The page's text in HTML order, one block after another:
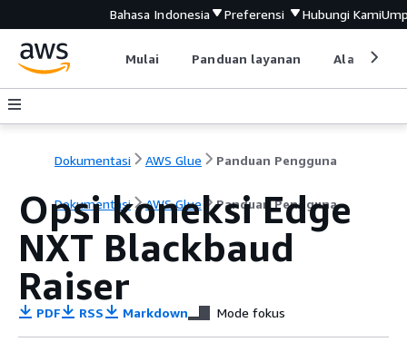
Bahasa Indonesia Preferensi Hubungi Kami
Mulai Panduan layanan Alat
Dokumentasi AWS Glue Panduan Pengguna
Dokumentasi AWS Glue Panduan Pengguna
Opsi koneksi Edge
NXT Blackbaud
Raiser
PDF RSS Markdown Mode fokus